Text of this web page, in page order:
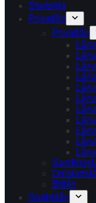
Startsida
Privatlån
Privatlån
Billån
Snabblån